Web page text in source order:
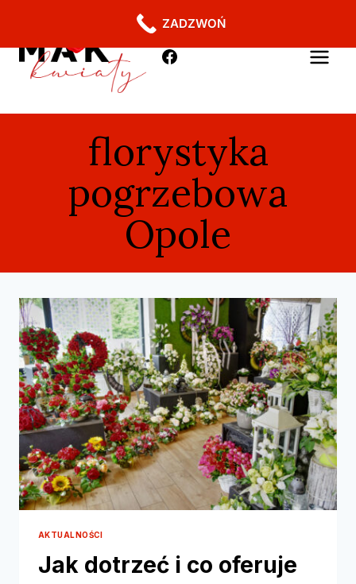
florystyka
pogrzebowa
Opole
AKTUALNOŚCI
Jak dotrzeć i co oferuje
ZADZWOŃ